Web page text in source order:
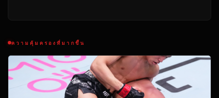
ความคุ้มครองที่มากขึ้น